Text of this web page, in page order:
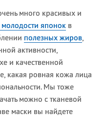
много красивых и
японок в
полезных жиров,
активности,
и качественной
какая ровная кожа лица
Мы тоже
можно с тканевой
маски вы найдете